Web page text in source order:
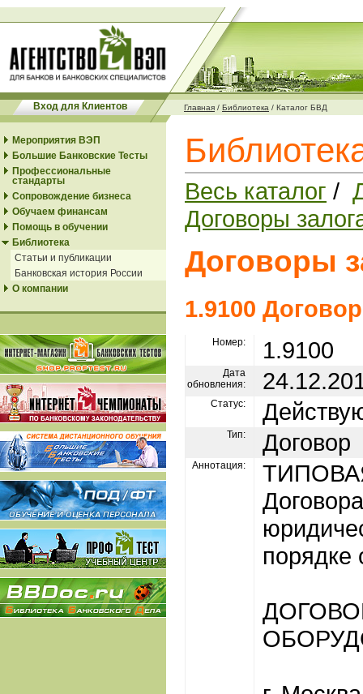
Вход для Клиентов Главная / Библиотека / Каталог БВД
Мероприятия ВЭП
Большие Банковские Тесты
Профессиональные
стандарты
Сопровождение бизнеса
Обучаем финансам
Помощь в обучении
Библиотека
Статьи и публикации
Банковская история России
О компании
Весь каталог /
Договоры
Договоры
1.9100
Номер: 1.9100
Дата
обновления:
Статус:
Тип: Договор
Аннотация:
порядке